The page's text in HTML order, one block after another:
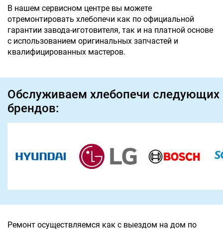
В нашем сервисном центре вы можете
отремонтировать хлебопечи как по официальной
гарантии завода-иготовителя, так и на платной основе
с использованием оригинальных запчастей и
квалифицированных мастеров.
Обслуживаем хлебопечи следующих
брендов:
Ремонт осуществляемся как с выездом на дом по